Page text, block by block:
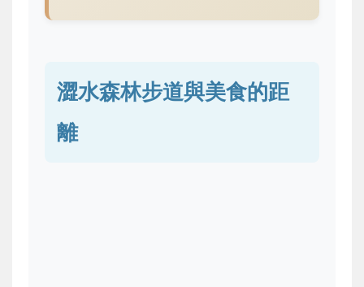
澀水森林步道與美食的距
離